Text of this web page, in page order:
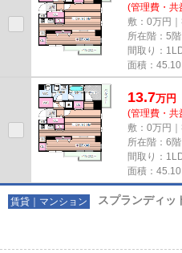
(管理費・共
敷：0万円
所在階：5階
間取り：
面積：45.10
13.7万円
(管理費・共
敷：0万円
所在階：6階
間取り：
面積：45.10
賃貸｜マンション スプランディッ